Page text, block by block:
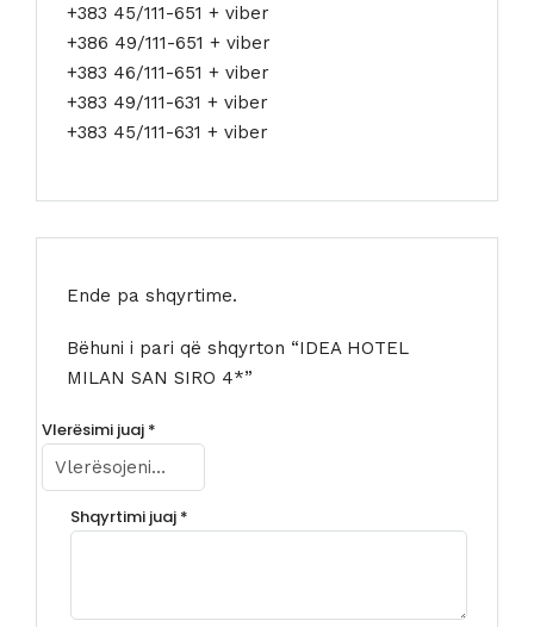
+383 45/111-651 + viber
+386 49/111-651 + viber
+383 46/111-651 + viber
+383 49/111-631 + viber
+383 45/111-631 + viber
Ende pa shqyrtime.
Bëhuni i pari që shqyrton “IDEA HOTEL
MILAN SAN SIRO 4*”
Vlerësimi juaj *
Shqyrtimi juaj *